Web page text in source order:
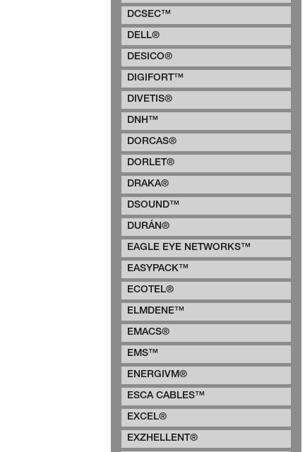
DCSEC™
DELL®
DESICO®
DIGIFORT™
DIVETIS®
DNH™
DORCAS®
DORLET®
DRAKA®
DSOUND™
DURÁN®
EAGLE EYE NETWORKS™
EASYPACK™
ECOTEL®
ELMDENE™
EMACS®
EMS™
ENERGIVM®
ESCA CABLES™
EXCEL®
EXZHELLENT®